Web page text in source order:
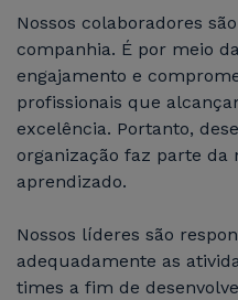
Pílulas de Saúde
Fale Conosco
Nossos colaboradores
companhia. É por meio
engajamento e
profissionais que
excelência. Portanto,
organização faz parte da
aprendizado.
Nossos líderes são
adequadamente as
times a fim de